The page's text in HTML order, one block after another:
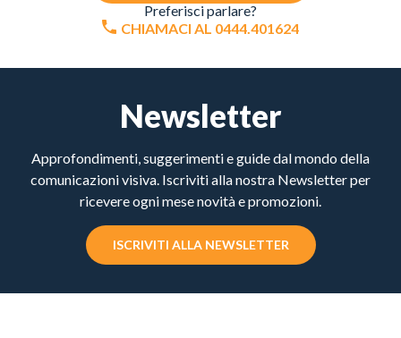
Preferisci parlare?
CHIAMACI AL 0444.401624
Newsletter
Approfondimenti, suggerimenti e guide dal mondo della
comunicazioni visiva. Iscriviti alla nostra Newsletter per
ricevere ogni mese novità e promozioni.
ISCRIVITI ALLA NEWSLETTER